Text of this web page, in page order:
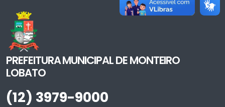
PREFEITURA MUNICIPAL DE MONTEIRO
LOBATO
(12) 3979-9000